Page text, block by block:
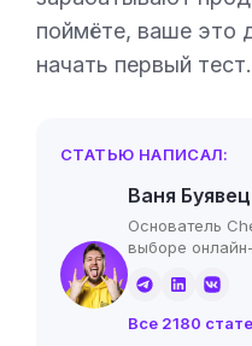
поймёте, ваше это
начать первый тест.
СТАТЬЮ НАПИСАЛ:
Ваня Буявец
Основатель
выборе
Все 2180